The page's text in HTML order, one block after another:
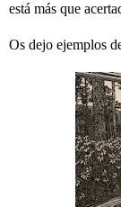
está más que
Os dejo ejemplos